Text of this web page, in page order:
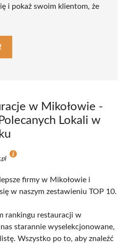
i pokaż swoim klientom, że
w Mikołowie -
Lokali w
firmy w Mikołowie i
w naszym zestawieniu TOP 10.
rankingu restauracji w
starannie wyselekcjonowane,
Wszystko po to, aby znaleźć